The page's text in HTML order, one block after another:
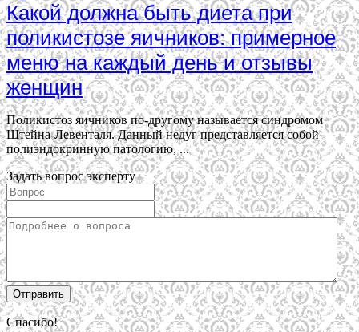
Какой должна быть диета при
поликистозе яичников: примерное
меню на каждый день и отзывы
женщин
Поликистоз яичников по-другому называется синдромом
Штейна-Левенталя. Данный недуг представляется собой
полиэндокринную патологию, ...
Задать вопрос эксперту
Спасибо!